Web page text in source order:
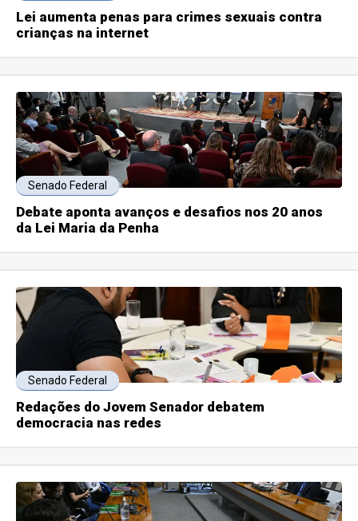
Lei aumenta penas para crimes sexuais contra
crianças na internet
Senado Federal
Debate aponta avanços e desafios nos 20 anos
da Lei Maria da Penha
Senado Federal
Redações do Jovem Senador debatem
democracia nas redes